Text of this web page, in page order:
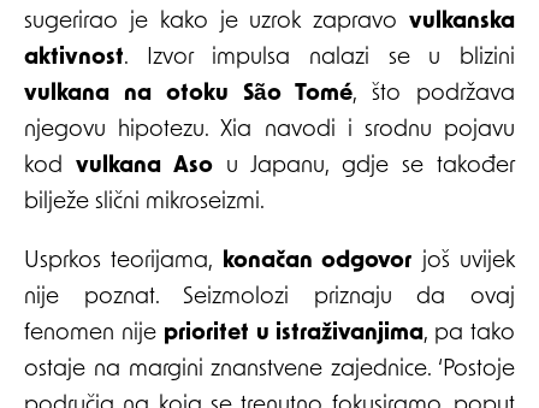
sugerirao je kako je uzrok zapravo vulkanska
aktivnost. Izvor impulsa nalazi se u blizini
vulkana na otoku São Tomé, što podržava
njegovu hipotezu. Xia navodi i srodnu pojavu
kod vulkana Aso u Japanu, gdje se također
bilježe slični mikroseizmi.
Usprkos teorijama, konačan odgovor još uvijek
nije poznat. Seizmolozi priznaju da ovaj
fenomen nije prioritet u istraživanjima, pa tako
ostaje na margini znanstvene zajednice. ‘Postoje